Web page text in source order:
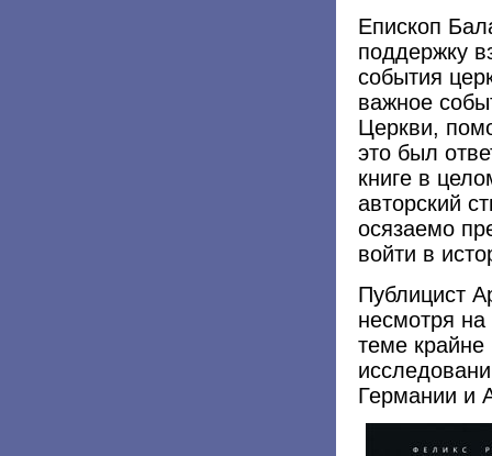
Епископ
поддержку
события
важное
Церкви,
это был
книге в
авторский
осязаемо
войти в
Публицист
несмотря на
теме
Германии и